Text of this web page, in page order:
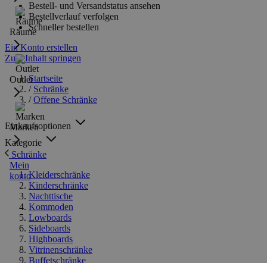
Räume
Outlet
Marken
Mein
konto
Bestell- und Versandstatus ansehen
Bestellverlauf verfolgen
Schneller bestellen
Ein Konto erstellen
Zum Inhalt springen
Startseite
/ Schränke
/ Offene Schränke
Einkaufsoptionen
Kategorie
Schränke
Kleiderschränke
Kinderschränke
Nachttische
Kommoden
Lowboards
Sideboards
Highboards
Vitrinenschränke
Buffetschränke